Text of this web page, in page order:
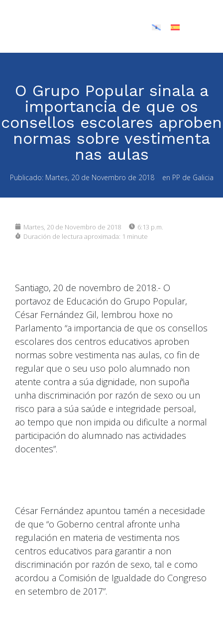
O Grupo Popular sinala a
importancia de que os
consellos escolares aproben
normas sobre vestimenta
nas aulas
Publicado: Martes, 20 de Novembro de 2018 en PP de Galicia
Martes, 20 de Novembro de 2018
6:13 p.m.
Duración de lectura aproximada: 1 minute
Santiago, 20 de novembro de 2018.- O
portavoz de Educación do Grupo Popular,
César Fernández Gil, lembrou hoxe no
Parlamento “a importancia de que os consellos
escolares dos centros educativos aproben
normas sobre vestimenta nas aulas, co fin de
regular que o seu uso polo alumnado non
atente contra a súa dignidade, non supoña
unha discriminación por razón de sexo ou un
risco para a súa saúde e integridade persoal,
ao tempo que non impida ou dificulte a normal
participación do alumnado nas actividades
docentes”.
César Fernández apuntou tamén a necesidade
de que “o Goberno central afronte unha
regulación en materia de vestimenta nos
centros educativos para garantir a non
discriminación por razón de sexo, tal e como
acordou a Comisión de Igualdade do Congreso
en setembro de 2017”.